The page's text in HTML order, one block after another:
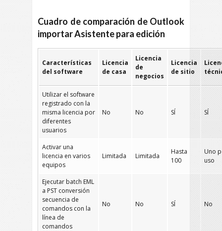
Cuadro de comparación de Outlook
importar Asistente para edición
Características
del software
Licencia
de casa
Licencia
de
negocios
Licencia
de sitio
Utilizar el software
registrado con la
misma licencia por
diferentes
usuarios
No No SÍ SÍ
Activar una
licencia en varios
equipos
Limitada Limitada
Hasta
100
Uno
uso
Ejecutar batch EML
a PST conversión
secuencia de
comandos con la
línea de
comandos
No No SÍ No